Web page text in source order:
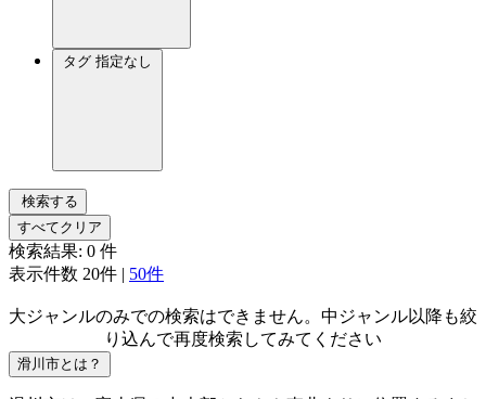
タグ 指定なし
検索する
すべてクリア
検索結果: 0 件
表示件数 20件 | 50件
大ジャンルのみでの検索はできません。中ジャンル以降も絞
り込んで再度検索してみてください
滑川市とは？